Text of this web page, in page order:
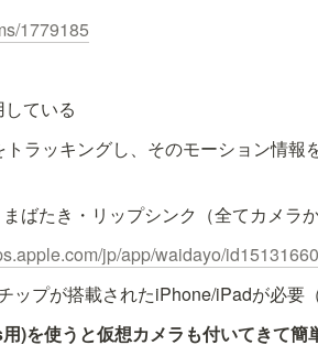
1779185
ている
ラッキングし、そのモーション情報
ばたき・リップシンク（全てカメラか
jp/app/waidayo/
ップが搭載されたiPhone/iPadが必要
)を使うと仮想カメラも付いてきて簡